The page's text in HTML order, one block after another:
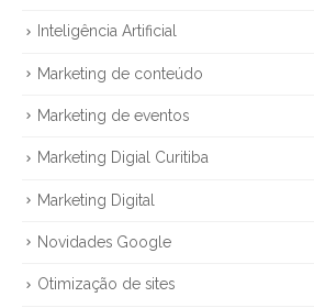
Inteligência Artificial
Marketing de conteúdo
Marketing de eventos
Marketing Digial Curitiba
Marketing Digital
Novidades Google
Otimização de sites